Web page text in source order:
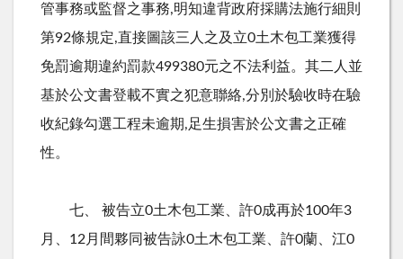
管事務或監督之事務,明知違背政府採購法施行細則
第92條規定,直接圖該三人之及立0土木包工業獲得
免罰逾期違約罰款499380元之不法利益。其二人並
基於公文書登載不實之犯意聯絡,分別於驗收時在驗
收紀錄勾選工程未逾期,足生損害於公文書之正確
性。
七、 被告立0土木包工業、許0成再於100年3
月、12月間夥同被告詠0土木包工業、許0蘭、江0